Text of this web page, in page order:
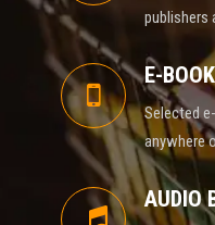
publishers
E-
Selected
anywhere
AUDIO